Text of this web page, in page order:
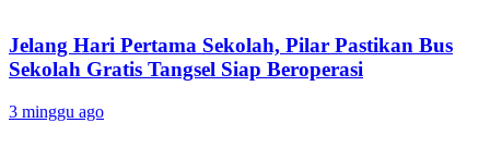
Jelang Hari Pertama Sekolah, Pilar Pastikan Bus
Sekolah Gratis Tangsel Siap Beroperasi
3 minggu ago